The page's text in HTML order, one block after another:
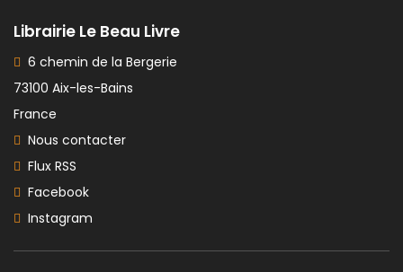
Librairie Le Beau Livre
6 chemin de la Bergerie
73100 Aix-les-Bains
France
Nous contacter
Flux RSS
Facebook
Instagram